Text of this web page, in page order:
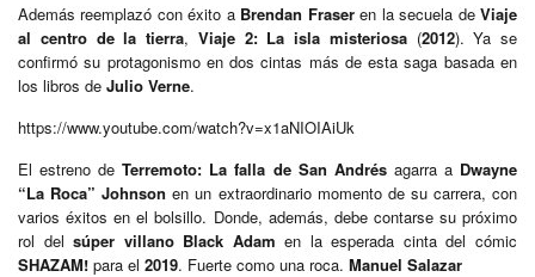
Además reemplazó con éxito a Brendan Fraseren la secuela deViaje
al centro de la tierra, Viaje 2: La isla misteriosa(2012). Ya se
confirmó su protagonismo en dos cintas más de esta saga basada en
los libros de Julio Verne.
https://www.youtube.com/watch?v=x1aNIOIAiUk
El estreno deTerremoto: La falla de San Andrésagarra a Dwayne
“La Roca” Johnson en un extraordinario momento de su carrera, con
varios éxitos en el bolsillo. Donde, además, debe contarse su próximo
rol delsúper villano Black Adam en la esperada cinta del cómic
SHAZAM! para el 2019. Fuerte como una roca. Manuel Salazar